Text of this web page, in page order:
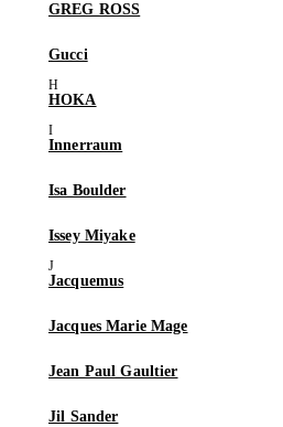
GREG ROSS
Gucci
HOKA
Innerraum
Isa Boulder
Issey Miyake
Jacquemus
Jacques Marie Mage
Jean Paul Gaultier
Jil Sander